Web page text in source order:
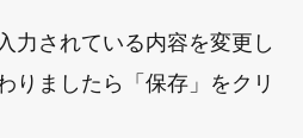
力されている内容を変更し
りましたら「保存」をクリ